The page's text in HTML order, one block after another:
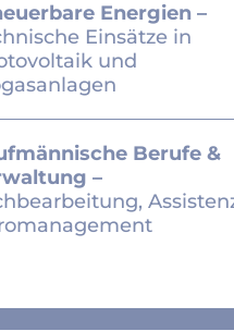
Energien –
Einsätze in
und
Berufe &
–